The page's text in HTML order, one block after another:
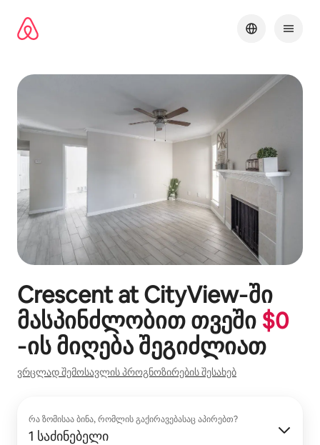
გადასვლა
Crescent at CityView‑ში
მასპინძლობით თვეში$0
‑ის მიღება შეგიძლიათ
ვრცლად შემოსავლის პროგნოზირების შესახებ
რა ზომისაა ბინა, რომლის გაქირავებასაც აპირებთ?
1 საძინებელი